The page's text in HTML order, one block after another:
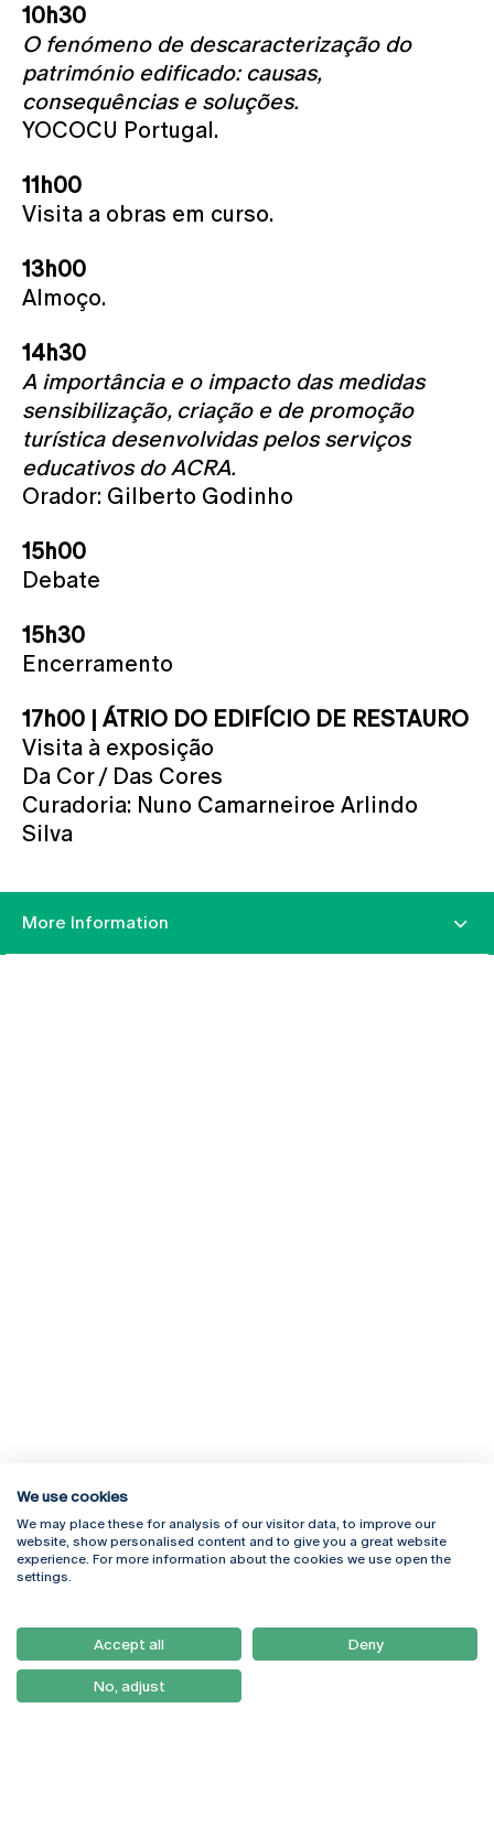
10h30
O fenómeno de descaracterização do
património edificado: causas,
consequências e soluções.
YOCOCU Portugal.
11h00
Visita a obras em curso.
13h00
Almoço.
14h30
A importância e o impacto das medidas
sensibilização, criação e de promoção
turística desenvolvidas pelos serviços
educativos do ACRA.
Orador: Gilberto Godinho
15h00
Debate
15h30
Encerramento
17h00 | ÁTRIO DO EDIFÍCIO DE RESTAURO
Visita à exposição
Da Cor / Das Cores
Curadoria: Nuno Camarneiroe Arlindo
Silva
More Information
Rua Diogo Botelho 1327
4169-005 Porto
+351 226 196 240
Campus Online
Webmail
Como Chegar
Newsletter
We use cookies
We may place these for analysis of our visitor data, to improve our
website, show personalised content and to give you a great website
experience. For more information about the cookies we use open the
settings.
Accept all Deny
No, adjust